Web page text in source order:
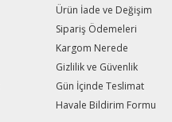
Ürün İade ve Değişim
Sipariş Ödemeleri
Kargom Nerede
Gizlilik ve Güvenlik
Gün İçinde Teslimat
Havale Bildirim Formu